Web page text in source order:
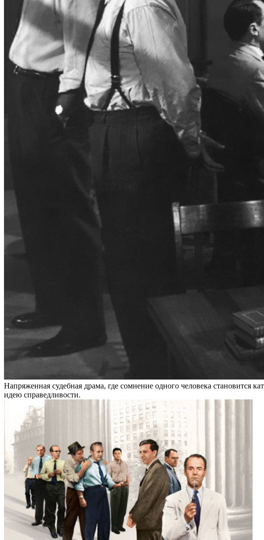
Напряженная судебная драма, где сомнение одного человека становится
идею справедливости.